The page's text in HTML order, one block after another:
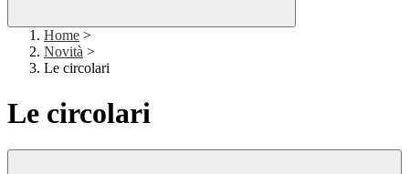
Home >
Novità >
Le circolari
Le circolari